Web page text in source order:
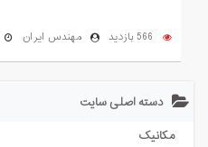
566 بازدید مهندس ایران
دسته اصلی سایت
مکانیک